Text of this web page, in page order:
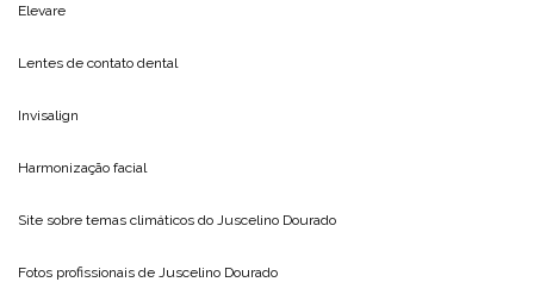
Elevare
Lentes de contato dental
Invisalign
Harmonização facial
Site sobre temas climáticos do Juscelino Dourado
Fotos profissionais de Juscelino Dourado